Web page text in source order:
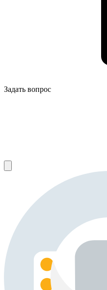
Задать вопрос